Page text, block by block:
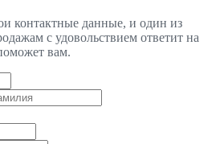
контактные данные, и один из
с удовольствием ответит на
вам.